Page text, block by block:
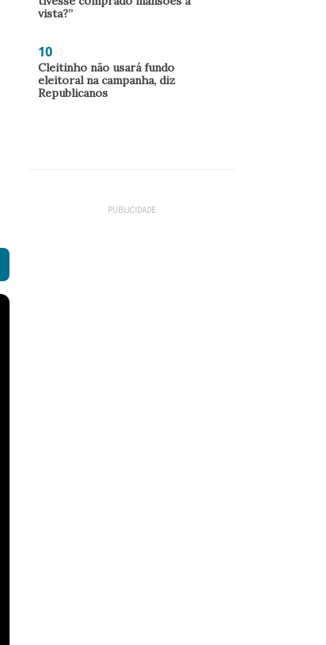
vista?”
10
Cleitinho não usará fundo
eleitoral na campanha, diz
Republicanos